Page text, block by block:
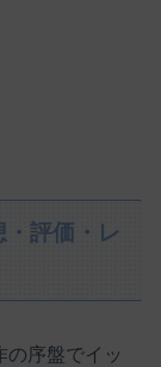
評価・レ
の序盤でイッ